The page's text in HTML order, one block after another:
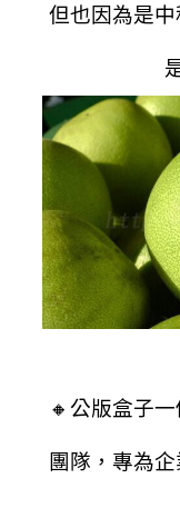
但也因為是
🔸公版盒子
團隊，專為